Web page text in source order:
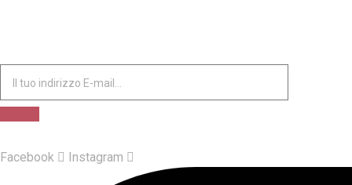
Facebook Instagram